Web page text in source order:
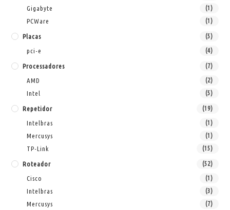
Gigabyte (1)
PCWare (1)
Placas (5)
pci-e (4)
Processadores (7)
AMD (2)
Intel (5)
Repetidor (19)
Intelbras (1)
Mercusys (1)
TP-Link (15)
Roteador (52)
Cisco (1)
Intelbras (3)
Mercusys (7)